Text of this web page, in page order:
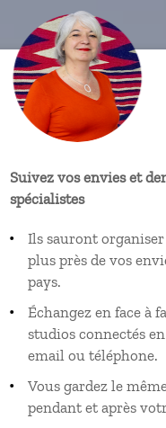
Suivez vos envies et
spécialistes
Ils sauront
plus près de vos
pays.
Échangez en face à
studios connectés
email ou téléphone.
Vous gardez le
pendant et après